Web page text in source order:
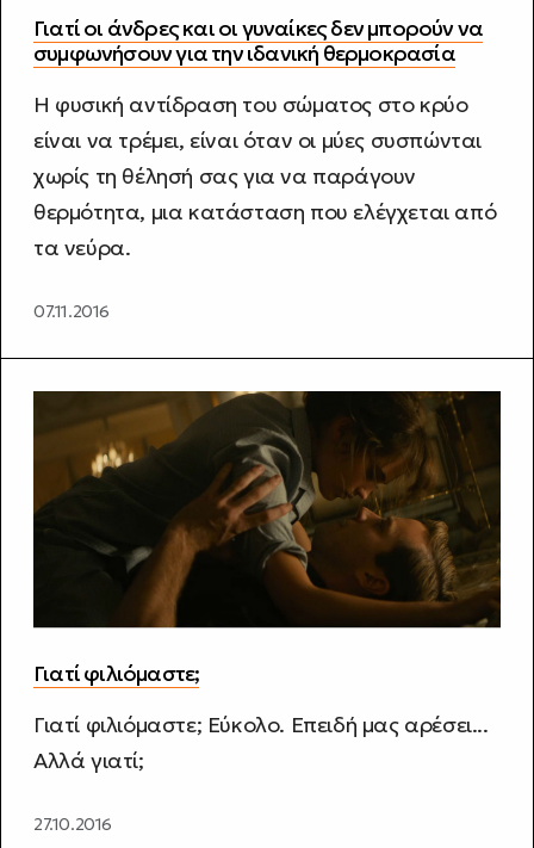
Γιατί οι άνδρες και οι γυναίκες δεν μπορούν να
συμφωνήσουν για την ιδανική θερμοκρασία
Η φυσική αντίδραση του σώματος στο κρύο
είναι να τρέμει, είναι όταν οι μύες συσπώνται
χωρίς τη θέλησή σας για να παράγουν
θερμότητα, μια κατάσταση που ελέγχεται από
τα νεύρα.
07.11.2016
Γιατί φιλιόμαστε;
Γιατί φιλιόμαστε; Εύκολο. Επειδή μας αρέσει...
Αλλά γιατί;
27.10.2016